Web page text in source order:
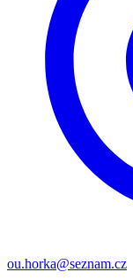
ou.horka@seznam.cz